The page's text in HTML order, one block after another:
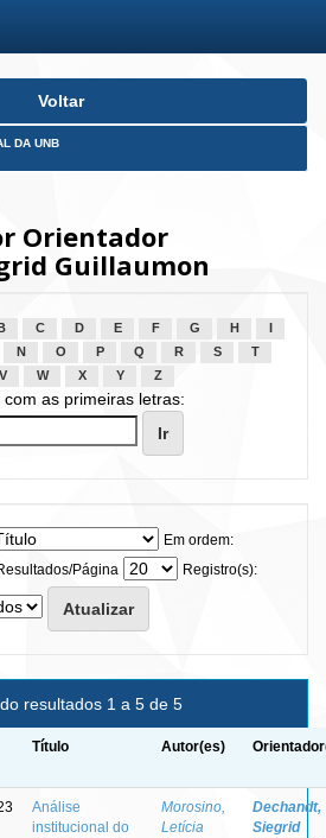
Voltar
DA UNB
Orientador
Guillaumon
B C D E F G H
N O P Q R S
T
V W X Y Z
as primeiras letras:
Em ordem:
Página
Registro(s):
resultados 1 a 5 de 5
Título Autor(es)
Análise
institucional do
Morosino,
Letícia
Dechandt,
Siegrid